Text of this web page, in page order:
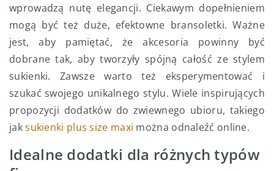
wprowadzą nutę elegancji. Ciekawym dopełnieniem
mogą być też duże, efektowne bransoletki. Ważne
jest, aby pamiętać, że akcesoria powinny być
dobrane tak, aby tworzyły spójną całość ze stylem
sukienki. Zawsze warto też eksperymentować i
szukać swojego unikalnego stylu. Wiele inspirujących
propozycji dodatków do zwiewnego ubioru, takiego
jaksukienki plus size maxi można odnaleźć online.
Idealne dodatki dla różnych typów